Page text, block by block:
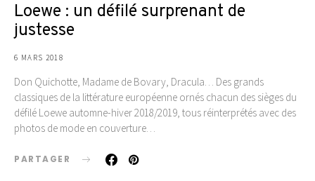
Loewe : un défilé surprenant de
justesse
6 MARS 2018
Don Quichotte, Madame de Bovary, Dracula… Des grands
classiques de la littérature européenne ornés chacun des sièges du
défilé Loewe automne-hiver 2018/2019, tous réinterprétés avec des
photos de mode en couverture…
PARTAGER